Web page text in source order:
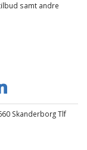
samt andre
Skanderborg Tlf